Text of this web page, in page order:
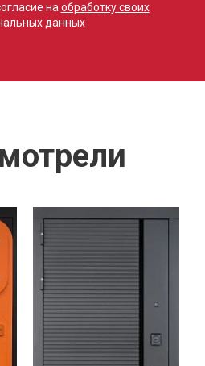
на обработку своих
данных